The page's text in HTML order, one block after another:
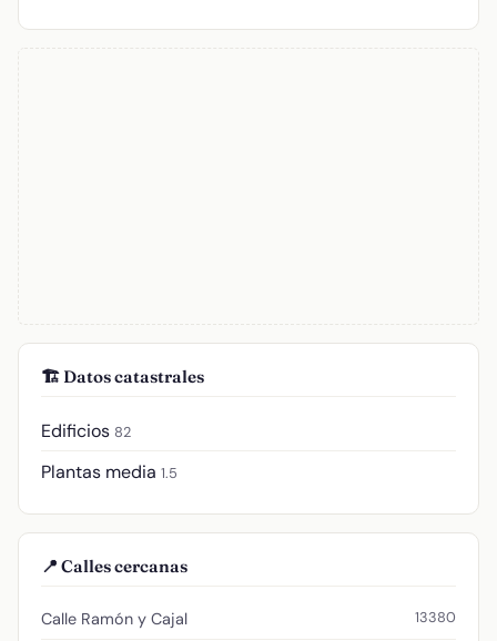
🏗️ Datos catastrales
Edificios 82
Plantas media 1.5
📍 Calles cercanas
Calle Ramón y Cajal 13380